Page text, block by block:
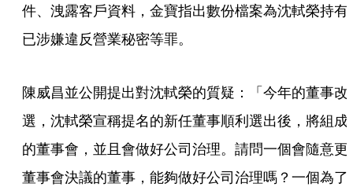
件、洩露客戶資料，金寶指出數份檔案為沈軾榮持有
已涉嫌違反營業秘密等罪。
陳威昌並公開提出對沈軾榮的質疑：「今年的董事改
選，沈軾榮宣稱提名的新任董事順利選出後，將組成
的董事會，並且會做好公司治理。請問一個會隨意更
董事會決議的董事，能夠做好公司治理嗎？一個為了